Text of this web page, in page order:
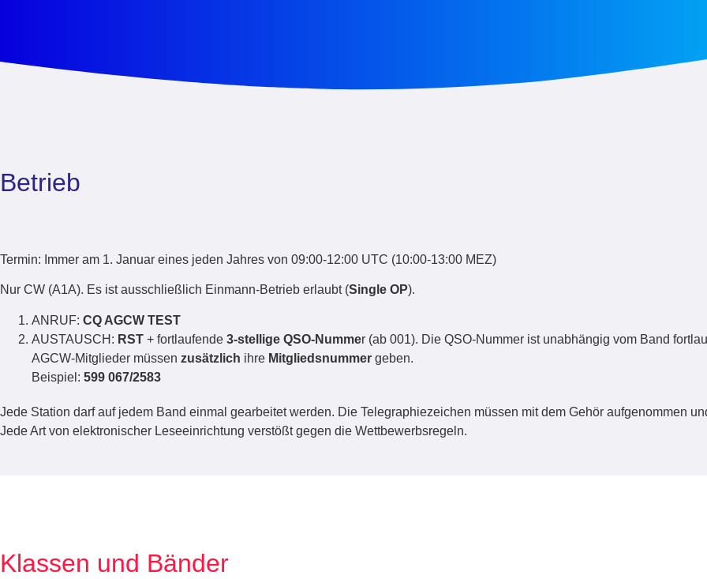
Betrieb
Termin: Immer am 1. Januar eines jeden Jahres von 09:00-12:00 UTC (10:00-13:00 MEZ)
Nur CW (A1A). Es ist ausschließlich Einmann-Betrieb erlaubt (Single OP).
ANRUF: CQ AGCW TEST
AUSTAUSCH: RST + fortlaufende 3-stellige QSO-Nummer (ab 001). Die QSO-Nummer ist unabhängig vom Band
AGCW-Mitglieder müssen zusätzlich ihre Mitgliedsnummer geben.
Beispiel: 599 067/2583
Jede Station darf auf jedem Band einmal gearbeitet werden. Die Telegraphiezeichen müssen mit dem Gehör aufgenommen
Jede Art von elektronischer Leseeinrichtung verstößt gegen die Wettbewerbsregeln.
Klassen und Bänder